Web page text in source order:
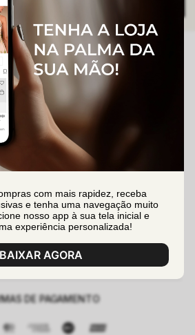
com mais rapidez, receba
e tenha uma navegação muito
nosso app à sua tela inicial e
experiência personalizada!
BAIXAR AGORA
99991-1902
às 17:00h
DE PAGAMENTO